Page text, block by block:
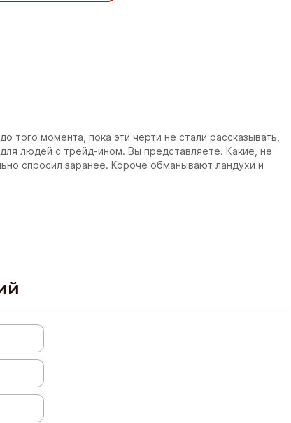
того момента, пока эти черти не стали рассказывать,
людей с трейд-ином. Вы представляете. Какие, не
спросил заранее. Короче обманывают ландухи и